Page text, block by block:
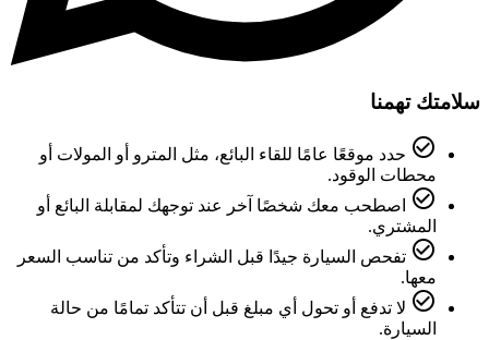
سلامتك تهمنا
check_circle_outline حدد موقعًا عامًا للقاء البائع، مثل المترو أو المولات أو
محطات الوقود.
check_circle_outline
اصطحب معك شخصًا آخر عند توجهك لمقابلة البائع أو
المشتري.
check_circle_outline تفحص السيارة جيدًا قبل الشراء وتأكد من تناسب السعر
معها.
check_circle_outline لا تدفع أو تحول أي مبلغ قبل أن تتأكد تمامًا من حالة
السيارة.